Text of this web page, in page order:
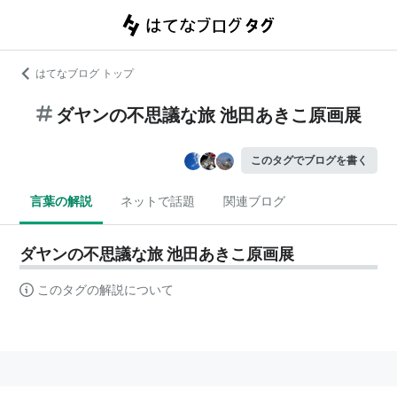
はてなブログ トップ
ダヤンの不思議な旅 池田あきこ原画展
このタグでブログを書く
言葉の解説 ネットで話題 関連ブログ
ダヤンの不思議な旅 池田あきこ原画展
このタグの解説について